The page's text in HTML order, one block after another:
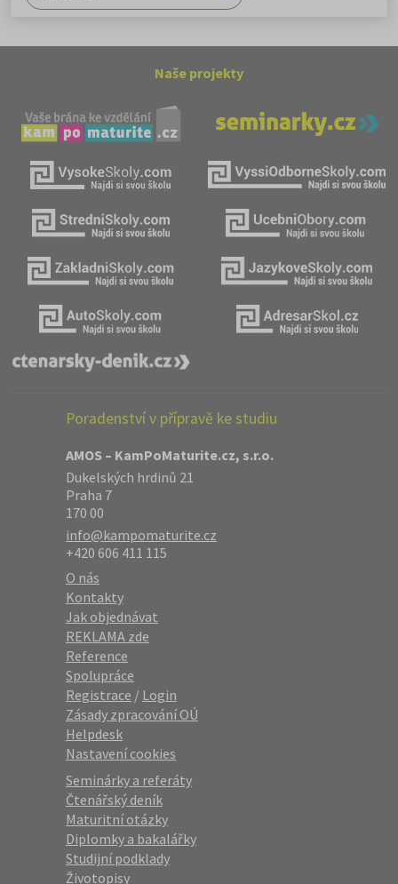
Naše projekty
Poradenství v přípravě ke studiu
AMOS – KamPoMaturite.cz, s.r.o.
Dukelských hrdinů 21
Praha 7
170 00
info@kampomaturite.cz
+420 606 411 115
O nás
Kontakty
Jak objednávat
REKLAMA zde
Reference
Spolupráce
Registrace / Login
Zásady zpracování OÚ
Helpdesk
Nastavení cookies
Seminárky a referáty
Čtenářský deník
Maturitní otázky
Diplomky a bakalářky
Studijní podklady
Životopisy